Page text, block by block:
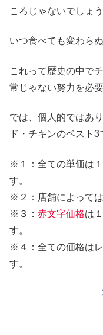
ころじゃないでしょう
いつ食べても変わらぬ
これって歴史の中で
常じゃない努力を必
では、個人的ではあ
ド・チキンのベスト3
※１：全ての単価は
す。
※２：店舗によって
※３： 赤文字価格は
す。
※４：全ての価格は
す。